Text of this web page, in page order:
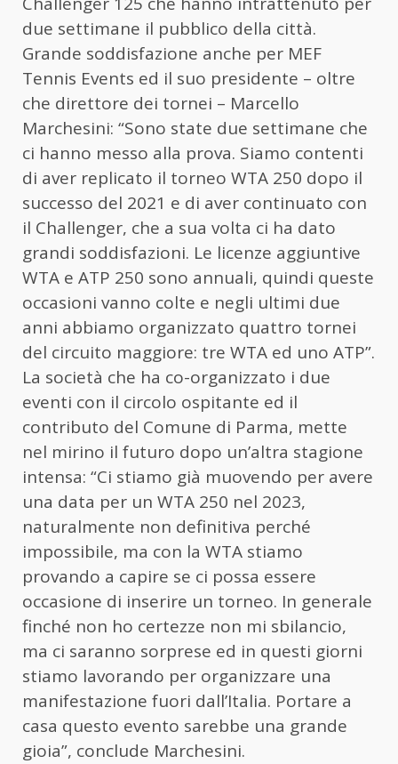
due settimane il pubblico della città.
Grande soddisfazione anche per MEF
Tennis Events ed il suo presidente – oltre
che direttore dei tornei – Marcello
Marchesini: “Sono state due settimane che
ci hanno messo alla prova. Siamo contenti
di aver replicato il torneo WTA 250 dopo il
successo del 2021 e di aver continuato con
il Challenger, che a sua volta ci ha dato
grandi soddisfazioni. Le licenze aggiuntive
WTA e ATP 250 sono annuali, quindi queste
occasioni vanno colte e negli ultimi due
anni abbiamo organizzato quattro tornei
del circuito maggiore: tre WTA ed uno ATP”.
La società che ha co-organizzato i due
eventi con il circolo ospitante ed il
contributo del Comune di Parma, mette
nel mirino il futuro dopo un’altra stagione
intensa: “Ci stiamo già muovendo per avere
una data per un WTA 250 nel 2023,
naturalmente non definitiva perché
impossibile, ma con la WTA stiamo
provando a capire se ci possa essere
occasione di inserire un torneo. In generale
finché non ho certezze non mi sbilancio,
ma ci saranno sorprese ed in questi giorni
stiamo lavorando per organizzare una
manifestazione fuori dall’Italia. Portare a
casa questo evento sarebbe una grande
gioia”, conclude Marchesini.